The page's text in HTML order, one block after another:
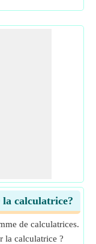
calculatrice?
de calculatrices.
la calculatrice ?